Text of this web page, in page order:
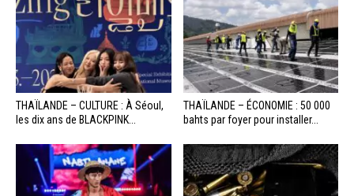
THAÏLANDE – CULTURE : À Séoul,
les dix ans de BLACKPINK...
THAÏLANDE – ÉCONOMIE : 50 000
bahts par foyer pour installer...